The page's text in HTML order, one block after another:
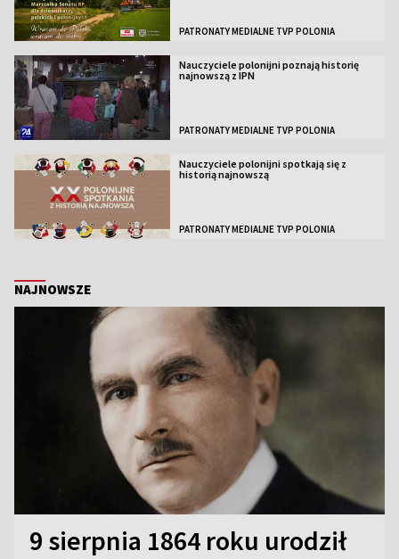
PATRONATY MEDIALNE TVP POLONIA
Nauczyciele polonijni poznają historię
najnowszą z IPN
PATRONATY MEDIALNE TVP POLONIA
Nauczyciele polonijni spotkają się z
historią najnowszą
PATRONATY MEDIALNE TVP POLONIA
NAJNOWSZE
9 sierpnia 1864 roku urodził